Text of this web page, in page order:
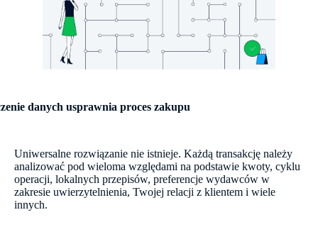
danych usprawnia proces zakupu
Uniwersalne rozwiązanie nie istnieje. Każdą transakcję należy
analizować pod wieloma względami na podstawie kwoty, cyklu
operacji, lokalnych przepisów, preferencje wydawców w
zakresie uwierzytelnienia, Twojej relacji z klientem i wiele
innych.